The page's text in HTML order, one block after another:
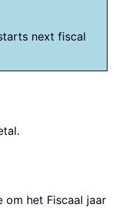
next fiscal
om het Fiscaal jaar